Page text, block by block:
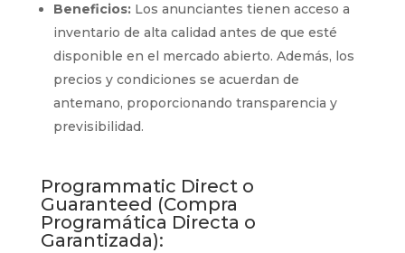
Beneficios:Los anunciantes tienen acceso a
inventario de alta calidad antes de que esté
disponible en el mercado abierto. Además, los
precios y condiciones se acuerdan de
antemano, proporcionando transparencia y
previsibilidad.
Programmatic Direct o
Guaranteed (Compra
Programática Directa o
Garantizada):